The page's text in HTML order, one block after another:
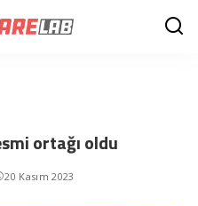
ortağı oldu
20 Kasım 2023